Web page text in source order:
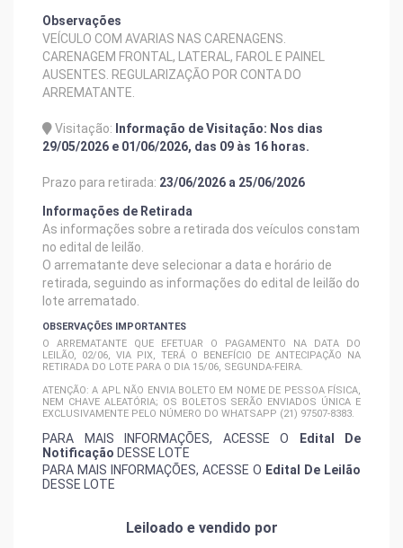
Observações
VEÍCULO COM AVARIAS NAS CARENAGENS.
CARENAGEM FRONTAL, LATERAL, FAROL E PAINEL
AUSENTES. REGULARIZAÇÃO POR CONTA DO
ARREMATANTE.
Visitação: Informação de Visitação: Nos dias
29/05/2026 e 01/06/2026, das 09 às 16 horas.
Prazo para retirada: 23/06/2026 a 25/06/2026
Informações de Retirada
As informações sobre a retirada dos veículos constam
no edital de leilão.
O arrematante deve selecionar a data e horário de
retirada, seguindo as informações do edital de leilão do
lote arrematado.
OBSERVAÇÕES IMPORTANTES
O ARREMATANTE QUE EFETUAR O PAGAMENTO NA DATA DO
LEILÃO, 02/06, VIA PIX, TERÁ O BENEFÍCIO DE ANTECIPAÇÃO NA
RETIRADA DO LOTE PARA O DIA 15/06, SEGUNDA-FEIRA.
ATENÇÃO: A APL NÃO ENVIA BOLETO EM NOME DE PESSOA FÍSICA,
NEM CHAVE ALEATÓRIA; OS BOLETOS SERÃO ENVIADOS ÚNICA E
EXCLUSIVAMENTE PELO NÚMERO DO WHATSAPP (21) 97507-8383.
PARA MAIS INFORMAÇÕES, ACESSE O
Edital De
Notificação DESSE LOTE
PARA MAIS INFORMAÇÕES, ACESSE O Edital De Leilão
DESSE LOTE
Leiloado e vendido por